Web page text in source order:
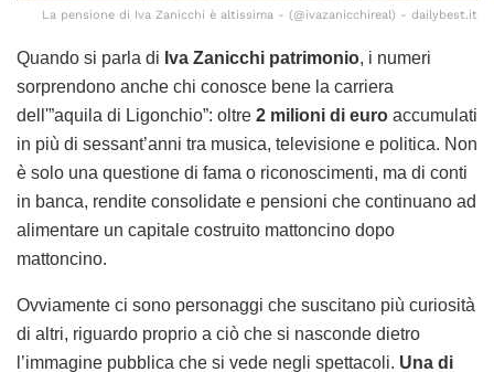
La pensione di Iva Zanicchi è altissima - (@ivazanicchireal) - dailybest.it
Quando si parla di Iva Zanicchi patrimonio, i numeri
sorprendono anche chi conosce bene la carriera
dell'”aquila di Ligonchio”: oltre 2 milioni di euro accumulati
in più di sessant’anni tra musica, televisione e politica. Non
è solo una questione di fama o riconoscimenti, ma di conti
in banca, rendite consolidate e pensioni che continuano ad
alimentare un capitale costruito mattoncino dopo
mattoncino.
Ovviamente ci sono personaggi che suscitano più curiosità
di altri, riguardo proprio a ciò che si nasconde dietro
l’immagine pubblica che si vede negli spettacoli. Una di